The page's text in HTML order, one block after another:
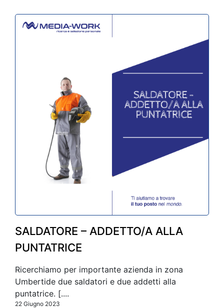
SALDATORE – ADDETTO/A ALLA
PUNTATRICE
Ricerchiamo per importante azienda in zona
Umbertide due saldatori e due addetti alla
puntatrice. [....
22 Giugno 2023